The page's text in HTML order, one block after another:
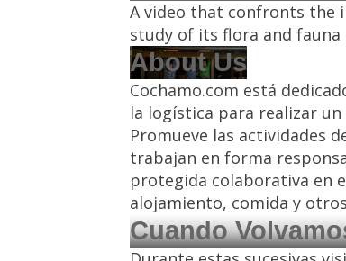
A video that confronts the
study of its flora and
About Us
Cochamo.com está
la logística para realizar
Promueve las actividades
trabajan en forma
protegida colaborativa en
alojamiento, comida y otros
Cuando